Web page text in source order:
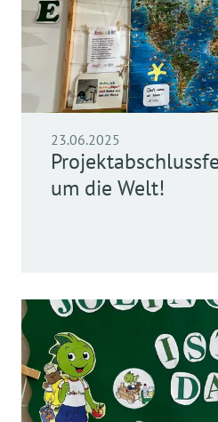
23.06.2025
um die Welt!